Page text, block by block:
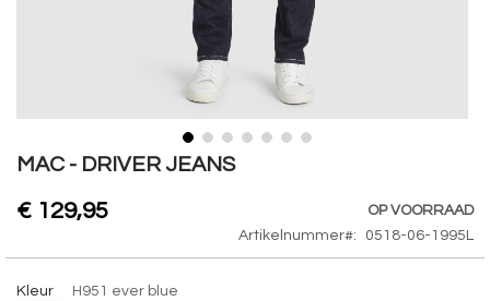
Skip
the
images
MAC - DRIVER JEANS
€ 129,95
OP VOORRAAD
Artikelnummer
0518-06-1995L
Kleur H951 ever blue